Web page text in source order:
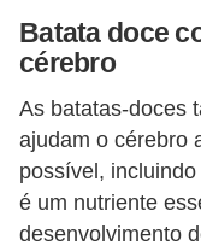
Batata doce
cérebro
As batatas-doces
ajudam o cérebro
possível,
é um nutriente
desenvolvimento